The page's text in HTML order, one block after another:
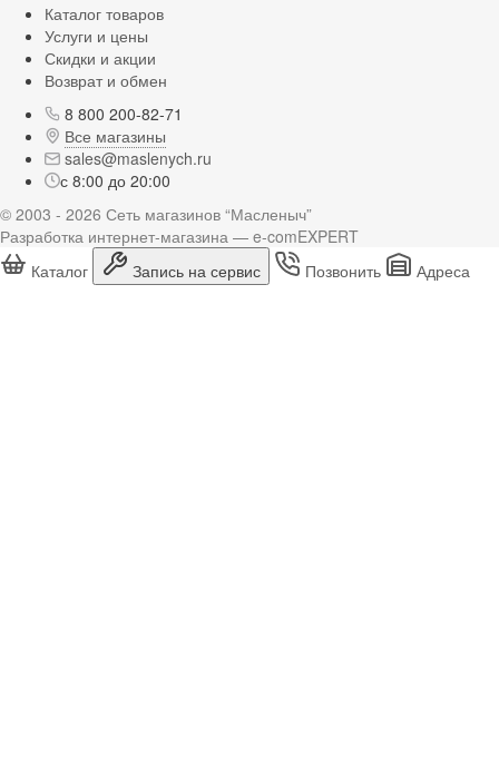
Каталог товаров
Услуги и цены
Скидки и акции
Возврат и обмен
8 800 200-82-71
Все магазины
sales@maslenych.ru
с 8:00 до 20:00
© 2003 - 2026 Сеть магазинов “Масленыч”
Разработка интернет-магазина — e-comEXPERT
Каталог
Запись на сервис Позвонить Адреса